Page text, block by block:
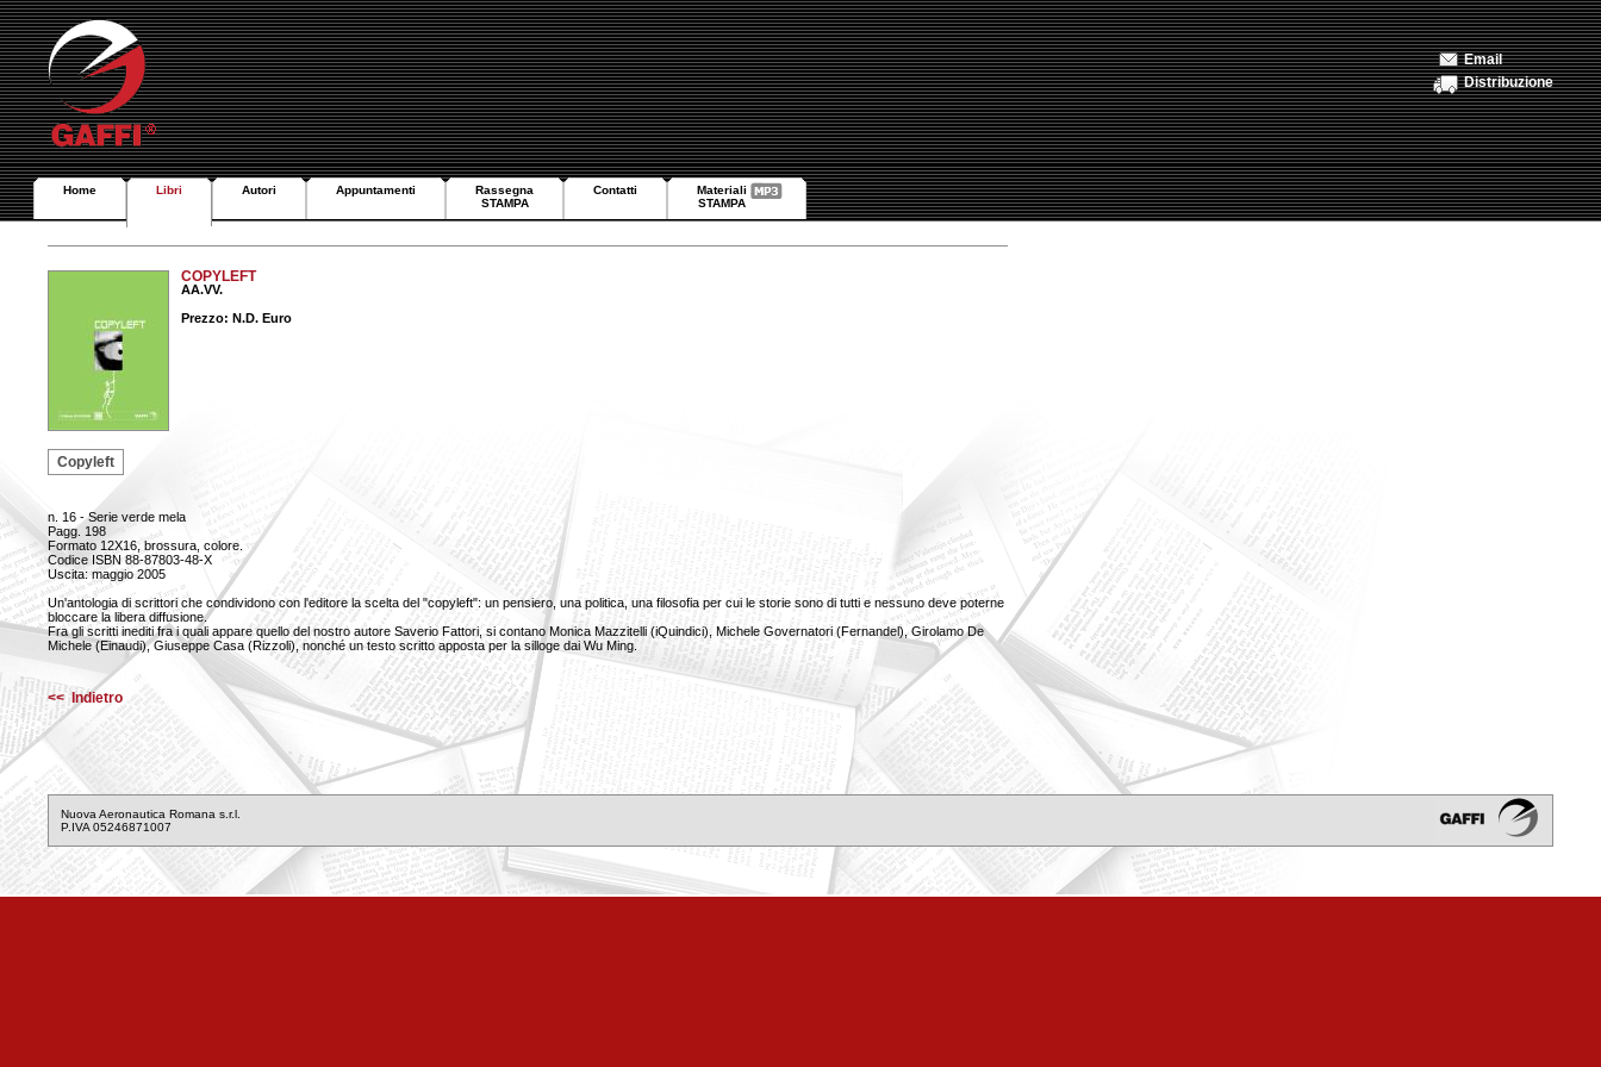
Email
Distribuzione
Home Libri Autori Appuntamenti
Rassegna
STAMPA
Contatti
Materiali
STAMPA
COPYLEFT
AA.VV.
Prezzo: N.D. Euro
Copyleft
n. 16 - Serie verde mela
Pagg. 198
Formato 12X16, brossura, colore.
Codice ISBN 88-87803-48-X
Uscita: maggio 2005
Un'antologia di scrittori che condividono con l'editore la scelta del "copyleft": un pensiero, una politica, una filosofia per cui le storie sono di tutti e nessuno deve poterne
bloccare la libera diffusione.
Fra gli scritti inediti fra i quali appare quello del nostro autore Saverio Fattori, si contano Monica Mazzitelli (iQuindici), Michele Governatori (Fernandel), Girolamo De
Michele (Einaudi), Giuseppe Casa (Rizzoli), nonché un testo scritto apposta per la silloge dai Wu Ming.
<< Indietro
Nuova Aeronautica Romana s.r.l.
P.IVA 05246871007